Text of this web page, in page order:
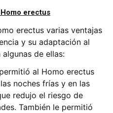
erectus
erectus varias ventajas
y su adaptación al
de ellas:
al Homo erectus
noches frías y en las
redujo el riesgo de
También le permitió